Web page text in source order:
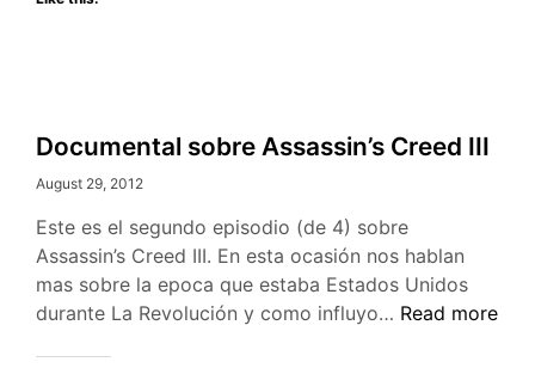
Documental sobre Assassin’s Creed III
August 29, 2012
Este es el segundo episodio (de 4) sobre
Assassin’s Creed III. En esta ocasión nos hablan
mas sobre la epoca que estaba Estados Unidos
durante La Revolución y como influyo… Documental
Read more